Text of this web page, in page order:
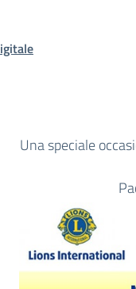
Una speciale